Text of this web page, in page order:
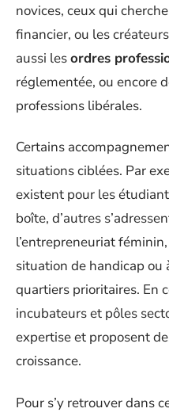
novices, ceux qui
financier, ou les
aussi lesordres
réglementée, ou encore
professions libérales.
Certains
situations ciblées. Par
existent pour les
boîte, d’autres
l’entrepreneuriat
situation de handicap ou
quartiers prioritaires. En
incubateurs et pôles
expertise et proposent
croissance.
Pour s’y retrouver dans